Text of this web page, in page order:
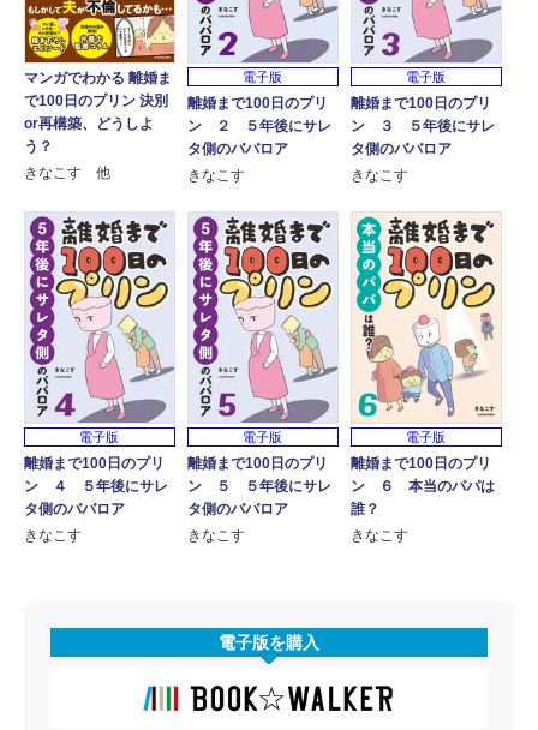
マンガでわかる 離婚ま
で100日のプリン 決別
or再構築、どうしよ
う？
きなこす 他
電子版
離婚まで100日のプリ
ン ２ ５年後にサレ
タ側のババロア
きなこす
電子版
離婚まで100日のプリ
ン ３ ５年後にサレ
タ側のババロア
きなこす
電子版
離婚まで100日のプリ
ン ４ ５年後にサレ
タ側のババロア
きなこす
電子版
離婚まで100日のプリ
ン ５ ５年後にサレ
タ側のババロア
きなこす
電子版
離婚まで100日のプリ
ン ６ 本当のパパは
誰？
きなこす
電子版を購入